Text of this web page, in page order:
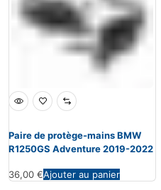
Paire de protège-mains BMW
R1250GS Adventure 2019-2022
36,00 €Ajouter au panier